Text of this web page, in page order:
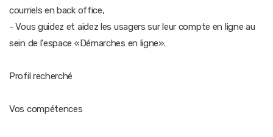
courriels en back office,
- Vous guidez et aidez les usagers sur leur compte en ligne au
sein de l'espace «Démarches en ligne».
Profil recherché
Vos compétences